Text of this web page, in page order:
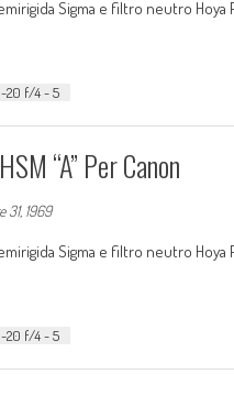
Sigma e filtro neutro Hoya
20 f/4 - 5
“A” Per Canon
31, 1969
Sigma e filtro neutro Hoya
20 f/4 - 5